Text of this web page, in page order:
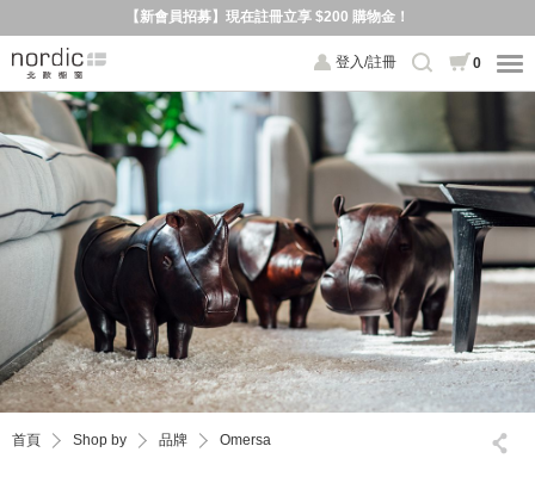
【新會員招募】現在註冊立享 $200 購物金！
登入/註冊 0
首頁 Shop by 品牌 Omersa